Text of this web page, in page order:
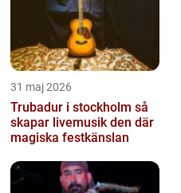
31 maj 2026
Trubadur i stockholm så
skapar livemusik den där
magiska festkänslan